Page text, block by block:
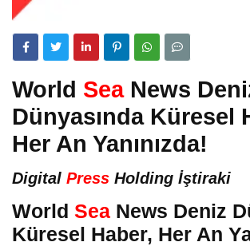
World SeaNews
Dünyasında Küresel
Her An Yanınızda!
Digital Press Holding İştiraki
World Sea News Deniz
Küresel Haber, Her An